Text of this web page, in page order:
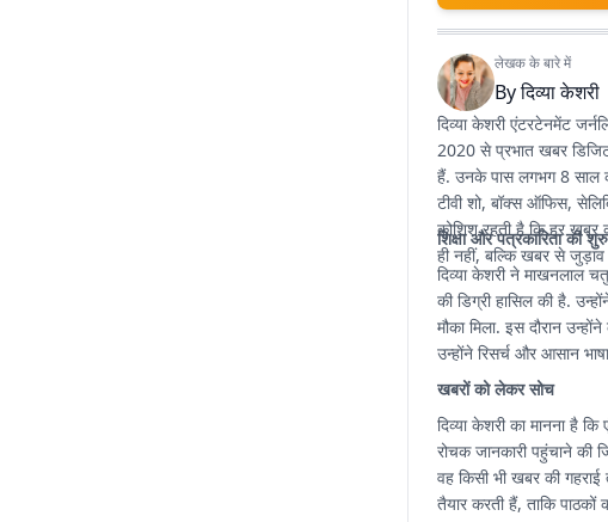
लेखक के बारे में
Byदिव्या केशरी
दिव्या केशरी एंटरटेनमेंट
2020 से प्रभात खबर
हैं. उनके पास लगभग 8 साल
टीवी शो, बॉक्स ऑफिस,
कोशिश रहती है कि हर खबर
ही नहीं, बल्कि खबर से
शिक्षा और पत्रकारिता की
दिव्या केशरी ने माखनलाल
की डिग्री हासिल की है.
मौका मिला. इस दौरान
उन्होंने रिसर्च और आसान
खबरों को लेकर सोच
दिव्या केशरी का मानना है
रोचक जानकारी पहुंचाने की
वह किसी भी खबर की
तैयार करती हैं, ताकि